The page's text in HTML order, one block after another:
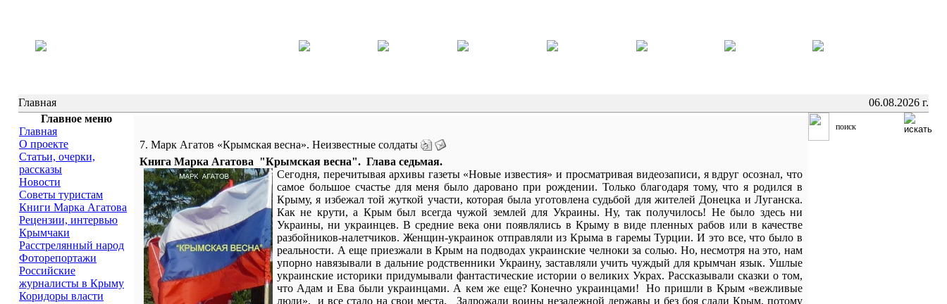
Главная
06.08.2026 г.
Главное меню
Главная
О проекте
Статьи, очерки,
рассказы
Новости
Советы туристам
Книги Марка Агатова
Рецензии, интервью
Крымчаки
Расстрелянный народ
Фоторепортажи
Российские
журналисты в Крыму
Коридоры власти
7. Марк Агатов «Крымская весна». Неизвестные солдаты
Книга Марка Агатова "Крымская весна". Глава седьмая.
Сегодня, перечитывая архивы газеты «Новые известия» и просматривая видеозаписи, я вдруг осознал, что
самое большое счастье для меня было даровано при рождении. Только благодаря тому, что я родился в
Крыму, я избежал той жуткой участи, которая была уготовлена судьбой для жителей Донецка и Луганска.
Как не крути, а Крым был всегда чужой землей для Украины. Ну, так получилось! Не было здесь ни
Украины, ни украинцев. В средние века они появлялись в Крыму в виде пленных рабов или в качестве
разбойников-налетчиков. Женщин-украинок отправляли из Крыма в гаремы Турции. И это все, что было в
реальности. А еще приезжали в Крым на подводах украинские челноки за солью. Но, несмотря на это, нам
упорно навязывали в дальние родственники Украину, заставляли учить чуждый для крымчан язык. Ушлые
украинские историки придумывали фантастические истории о великих Украх. Рассказывали сказки о том,
что Адам и Ева были украинцами. А кем же еще? Конечно украинцами! Но пришли в Крым «вежливые
люди», и все стало на свои места. Задрожали воины незалежной державы и без боя сдали Крым, потому